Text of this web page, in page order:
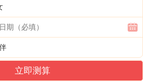
是非、消除灾厄者，适宜
星期四，农历三月十八;冲
；宜:纳采、文定、过订、完
立即测算